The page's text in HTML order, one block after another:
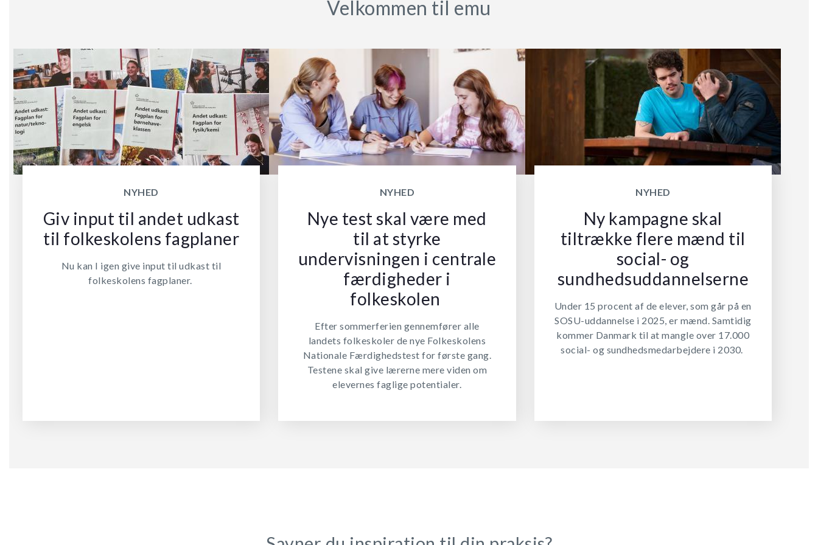
Velkommen til emu
NYHED
Giv input til andet udkast
til folkeskolens fagplaner
Nu kan I igen give input til udkast til
folkeskolens fagplaner.
NYHED
Nye test skal være med
til at styrke
undervisningen i centrale
færdigheder i
folkeskolen
Efter sommerferien gennemfører alle
landets folkeskoler de nye Folkeskolens
Nationale Færdighedstest for første gang.
Testene skal give lærerne mere viden om
elevernes faglige potentialer.
NYHED
Ny kampagne skal
tiltrække flere mænd til
social- og
sundhedsuddannelserne
Under 15 procent af de elever, som går på en
SOSU-uddannelse i 2025, er mænd. Samtidig
kommer Danmark til at mangle over 17.000
social- og sundhedsmedarbejdere i 2030.